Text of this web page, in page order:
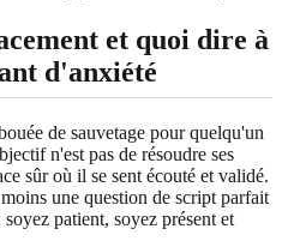
et quoi dire à
d'anxiété
de sauvetage pour quelqu'un
n'est pas de résoudre ses
sûr où il se sent écouté et validé.
une question de script parfait
patient, soyez présent et